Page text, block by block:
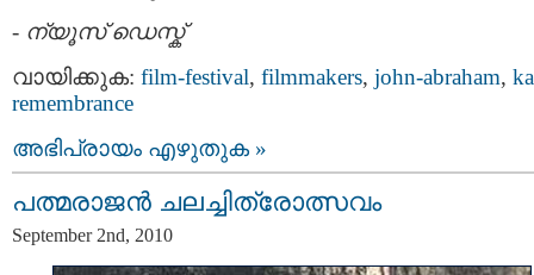
- ന്യൂസ് ഡെസ്ക്
വായിക്കുക: film-festival, filmmakers, john-abraham,
remembrance
അഭിപ്രായം എഴുതുക »
പത്മരാജന്‍ ചലച്ചിത്രോത്സവം
September 2nd, 2010